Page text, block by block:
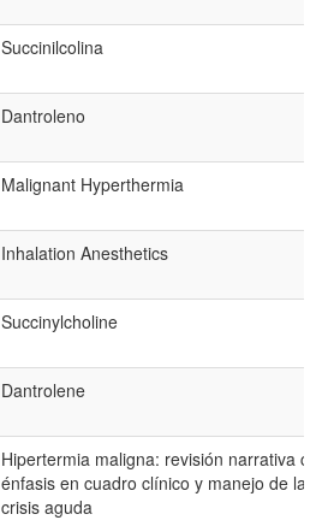
Succinilcolina
Dantroleno
Malignant Hyperthermia
Inhalation Anesthetics
Succinylcholine
Dantrolene
Hipertermia maligna: revisión narrativa
énfasis en cuadro clínico y manejo de la
crisis aguda